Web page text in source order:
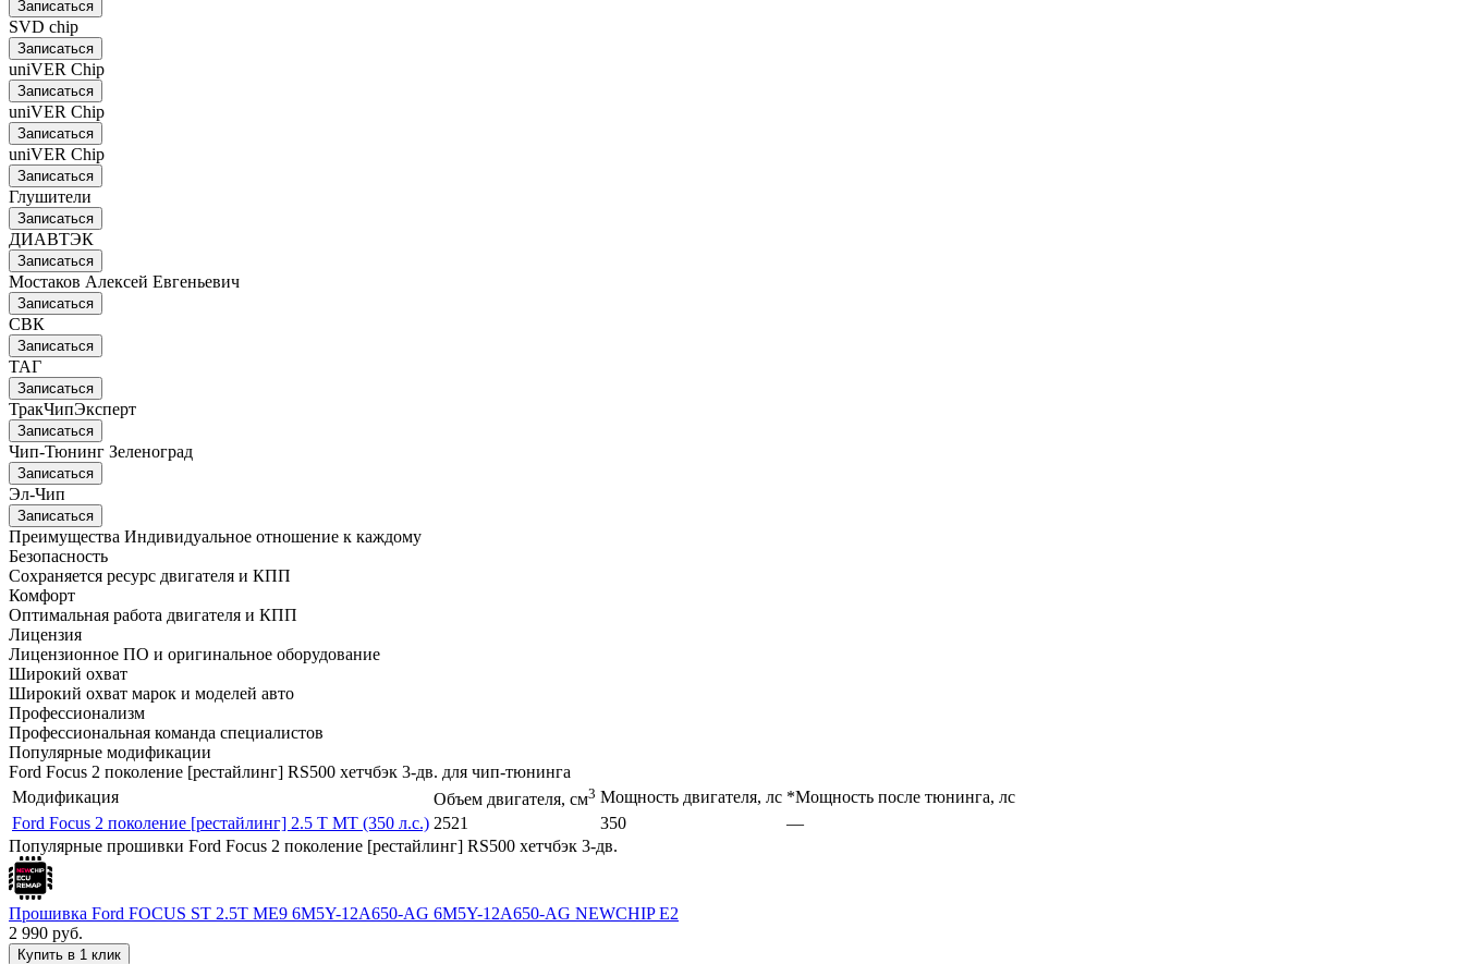
Записаться
SVD chip
Записаться
uniVER Chip
Записаться
uniVER Chip
Записаться
uniVER Chip
Записаться
Глушители
Записаться
ДИАВТЭК
Записаться
Мостаков Алексей Евгеньевич
Записаться
СВК
Записаться
ТАГ
Записаться
ТракЧипЭксперт
Записаться
Чип-Тюнинг Зеленоград
Записаться
Эл-Чип
Записаться
Преимущества Индивидуальное отношение к каждому
Безопасность
Сохраняется ресурс двигателя и КПП
Комфорт
Оптимальная работа двигателя и КПП
Лицензия
Лицензионное ПО и оригинальное оборудование
Широкий охват
Широкий охват марок и моделей авто
Профессионализм
Профессиональная команда специалистов
Популярные модификации
Ford Focus 2 поколение [рестайлинг] RS500 хетчбэк 3-дв. для чип-тюнинга
Модификация
Объем двигателя, см3 Мощность двигателя, лс *Мощность после тюнинга, лс
Ford Focus 2 поколение [рестайлинг] 2.5 T MT (350 л.с.) 2521 350
—
Популярные прошивки Ford Focus 2 поколение [рестайлинг] RS500 хетчбэк 3-дв.
Прошивка Ford FOCUS ST 2.5T ME9 6M5Y-12A650-AG 6M5Y-12A650-AG NEWCHIP E2
2 990 руб.
Купить в 1 клик